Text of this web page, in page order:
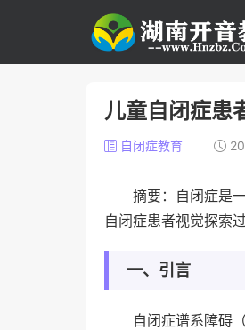
儿童自闭症患
自闭症教育
摘要：自闭症是
自闭症患者视觉探索
一、引言
自闭症谱系障碍